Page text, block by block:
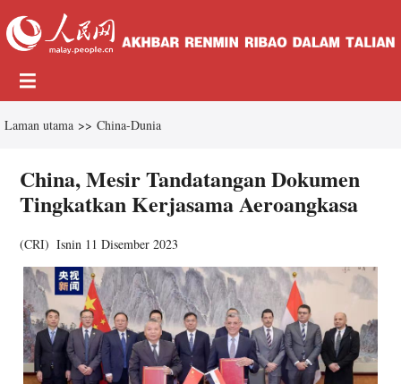
Laman utama >> China-Dunia
China, Mesir Tandatangan Dokumen
Tingkatkan Kerjasama Aeroangkasa
(CRI) Isnin 11 Disember 2023